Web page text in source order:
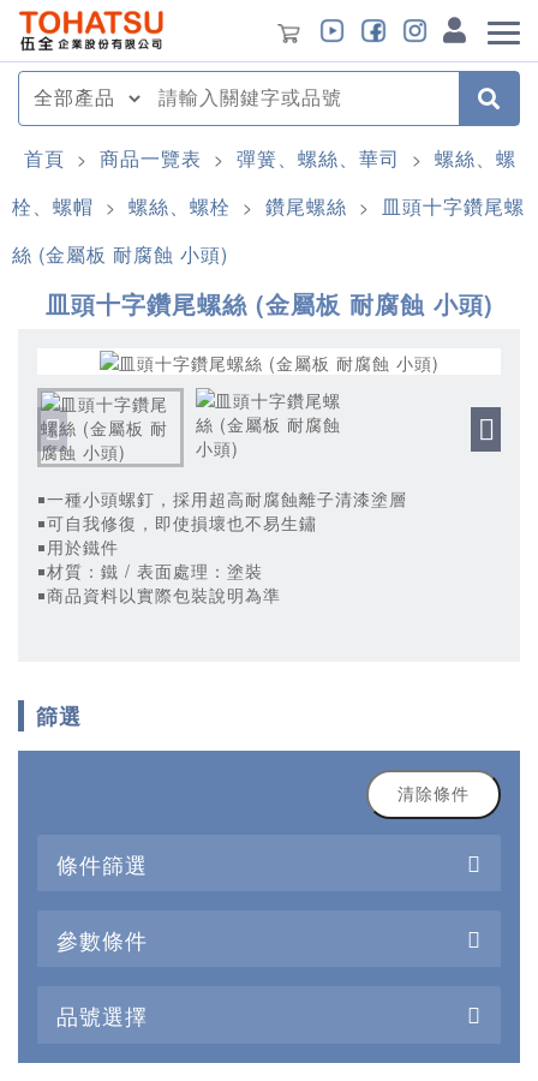
首頁 > 商品一覽表 > 彈簧、螺絲、華司 > 螺絲、螺
栓、螺帽
> 螺絲、螺栓 > 鑽尾螺絲 >
皿頭十字鑽尾螺
絲 (金屬板 耐腐蝕 小頭)
皿頭十字鑽尾螺絲 (金屬板 耐腐蝕 小頭)
￭一種小頭螺釘，採用超高耐腐蝕離子清漆塗層
￭可自我修復，即使損壞也不易生鏽
￭用於鐵件
￭材質：鐵 / 表面處理：塗裝
￭商品資料以實際包裝說明為準
篩選
清除條件
條件篩選
參數條件
品號選擇